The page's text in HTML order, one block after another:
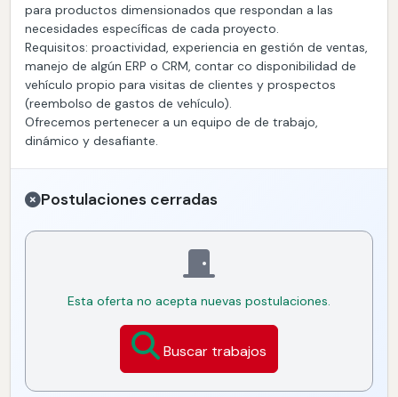
para productos dimensionados que respondan a las
necesidades específicas de cada proyecto.
Requisitos: proactividad, experiencia en gestión de ventas,
manejo de algún ERP o CRM, contar co disponibilidad de
vehículo propio para visitas de clientes y prospectos
(reembolso de gastos de vehículo).
Ofrecemos pertenecer a un equipo de de trabajo,
dinámico y desafiante.
Postulaciones cerradas
Esta oferta no acepta nuevas postulaciones.
Buscar trabajos